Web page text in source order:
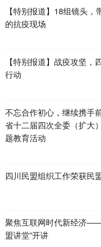
【特别报道】18组镜头，
的抗疫现场
【特别报道】战疫攻坚，
行动
不忘合作初心，继续携
省十二届四次全委（扩大
题教育活动
四川民盟组织工作荣获民
聚焦互联网时代新经济
盟讲堂”开讲